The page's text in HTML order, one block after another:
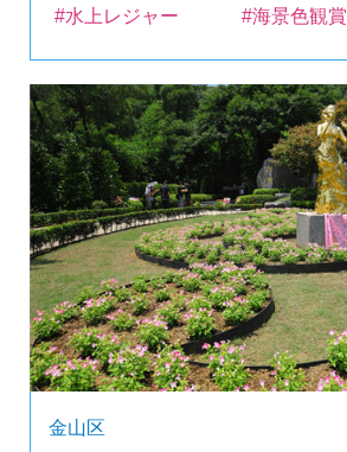
#水上レジャー #海景色観賞
金山区